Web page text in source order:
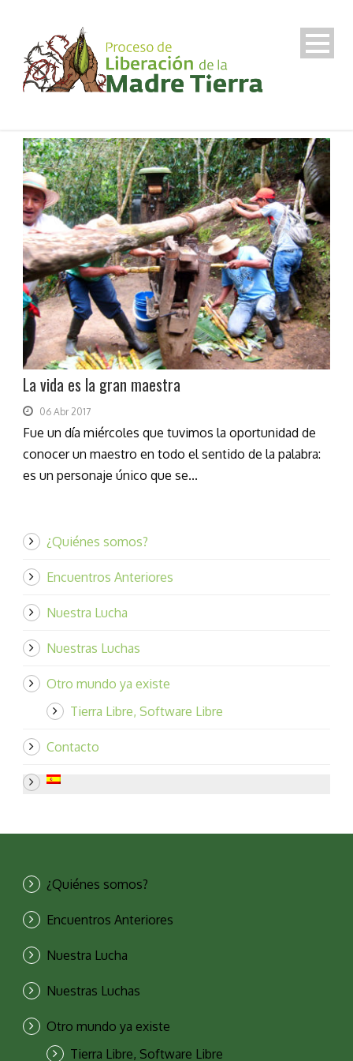
La vida es la gran maestra
06 Abr 2017
Fue un día miércoles que tuvimos la oportunidad de
conocer un maestro en todo el sentido de la palabra:
es un personaje único que se...
¿Quiénes somos?
Encuentros Anteriores
Nuestra Lucha
Nuestras Luchas
Otro mundo ya existe
Tierra Libre, Software Libre
Contacto
¿Quiénes somos?
Encuentros Anteriores
Nuestra Lucha
Nuestras Luchas
Otro mundo ya existe
Tierra Libre, Software Libre